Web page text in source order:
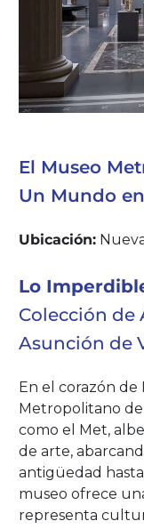
El Museo
Un Mundo
Ubicación:
Lo
Colección de
Asunción de
En el corazón de
Metropolitano
como el Met,
de arte,
antigüedad
museo ofrece
representa